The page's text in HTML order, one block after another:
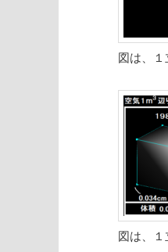
図は、
図は、